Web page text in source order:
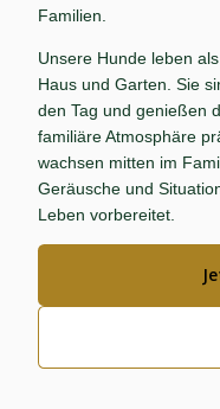
Familien.
Unsere Hunde leben
Haus und Garten. Sie
den Tag und genießen
familiäre Atmosphäre
wachsen mitten im
Geräusche und
Leben vorbereitet.